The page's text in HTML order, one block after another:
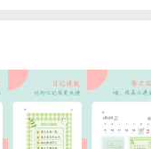
众风格的日记备忘
模板供你选择。不
以。创新表情日记